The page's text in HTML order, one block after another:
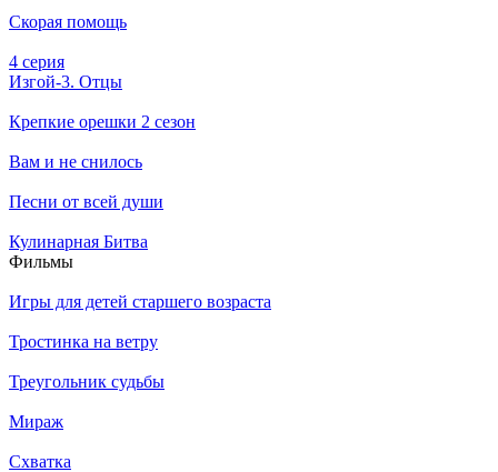
Скорая помощь
4 серия
Изгой-3. Отцы
Крепкие орешки 2 сезон
Вам и не снилось
Песни от всей души
Кулинарная Битва
Филь­мы
Игры для детей старшего возраста
Тростинка на ветру
Треугольник судьбы
Мираж
Схватка